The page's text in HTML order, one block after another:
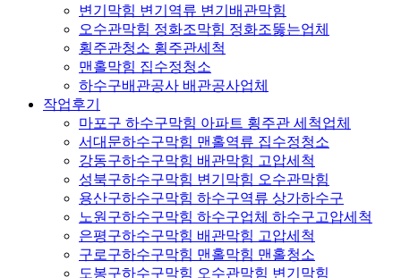
변기막힘 변기역류 변기배관막힘
오수관막힘 정화조막힘 정화조뚫는업체
횡주관청소 횡주관세척
맨홀막힘 집수정청소
하수구배관공사 배관공사업체
작업후기
마포구 하수구막힘 아파트 횡주관 세척업체
서대문하수구막힘 맨홀역류 집수정청소
강동구하수구막힘 배관막힘 고압세척
성북구하수구막힘 변기막힘 오수관막힘
용산구하수구막힘 하수구역류 상가하수구
노원구하수구막힘 하수구업체 하수구고압세척
은평구하수구막힘 배관막힘 고압세척
구로구하수구막힘 맨홀막힘 맨홀청소
도봉구하수구막힘 오수관막힘 변기막힘